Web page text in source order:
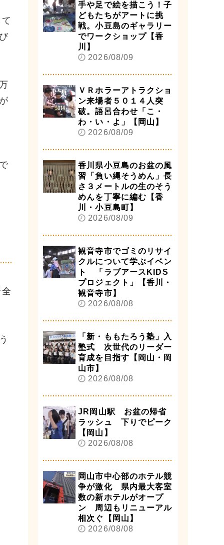
手や足で絵を描こう！子
どもたちがアートに挑
戦。小豆島のギャラリー
でワークショップ【香
川】
2026/08/09
ＶＲホラーアトラクショ
ン来場者５０１４人突
破。語呂合わせ「こ・
わ・い・よ」【岡山】
2026/08/09
香川県小豆島のお盆の風
習「負い縄そうめん」長
さ３メートルの生のそう
めんを丁寧に編む【香
川・小豆島町】
2026/08/09
観音寺市でゴミのリサイ
クルについて学ぶイベン
ト 「ラブアースKIDS
プロジェクト」【香川・
観音寺市】
2026/08/08
「新・ももたろう塾」入
塾式 次世代のリーダー
育成を目指す【岡山・岡
山市】
2026/08/08
JR岡山駅 お盆の帰省
ラッシュ 下りでピーク
【岡山】
2026/08/08
岡山市中心部のホテル競
争が激化 県内最大客室
数の新ホテルがオープ
ン 周辺もリニューアル
相次ぐ【岡山】
2026/08/08